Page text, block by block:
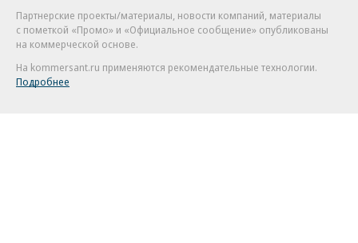
Партнерские проекты/материалы, новости компаний, материалы
с пометкой «Промо» и «Официальное сообщение» опубликованы
на коммерческой основе.
На kommersant.ru применяются рекомендательные технологии.
Подробнее